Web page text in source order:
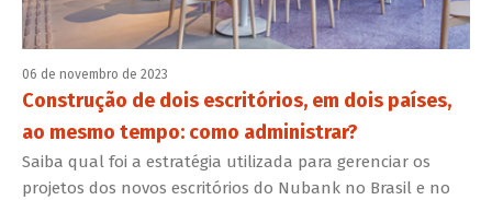
06 de novembro de 2023
Construção de dois escritórios, em dois países,
ao mesmo tempo: como administrar?
Saiba qual foi a estratégia utilizada para gerenciar os
projetos dos novos escritórios do Nubank no Brasil e no